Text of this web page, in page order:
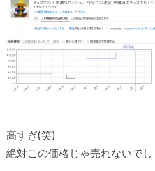
高すぎ(笑)
絶対この価格じゃ売れないで